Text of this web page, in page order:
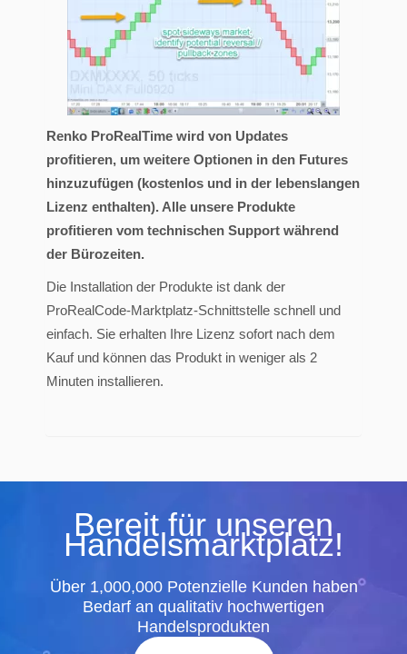
Renko ProRealTime wird von Updates
profitieren, um weitere Optionen in den Futures
hinzuzufügen (kostenlos und in der lebenslangen
Lizenz enthalten). Alle unsere Produkte
profitieren vom technischen Support während
der Bürozeiten.
Die Installation der Produkte ist dank der
ProRealCode-Marktplatz-Schnittstelle schnell und
einfach. Sie erhalten Ihre Lizenz sofort nach dem
Kauf und können das Produkt in weniger als 2
Minuten installieren.
Bereit für unseren
Handelsmarktplatz!
Über 1,000,000 Potenzielle Kunden haben
Bedarf an qualitativ hochwertigen
Handelsprodukten